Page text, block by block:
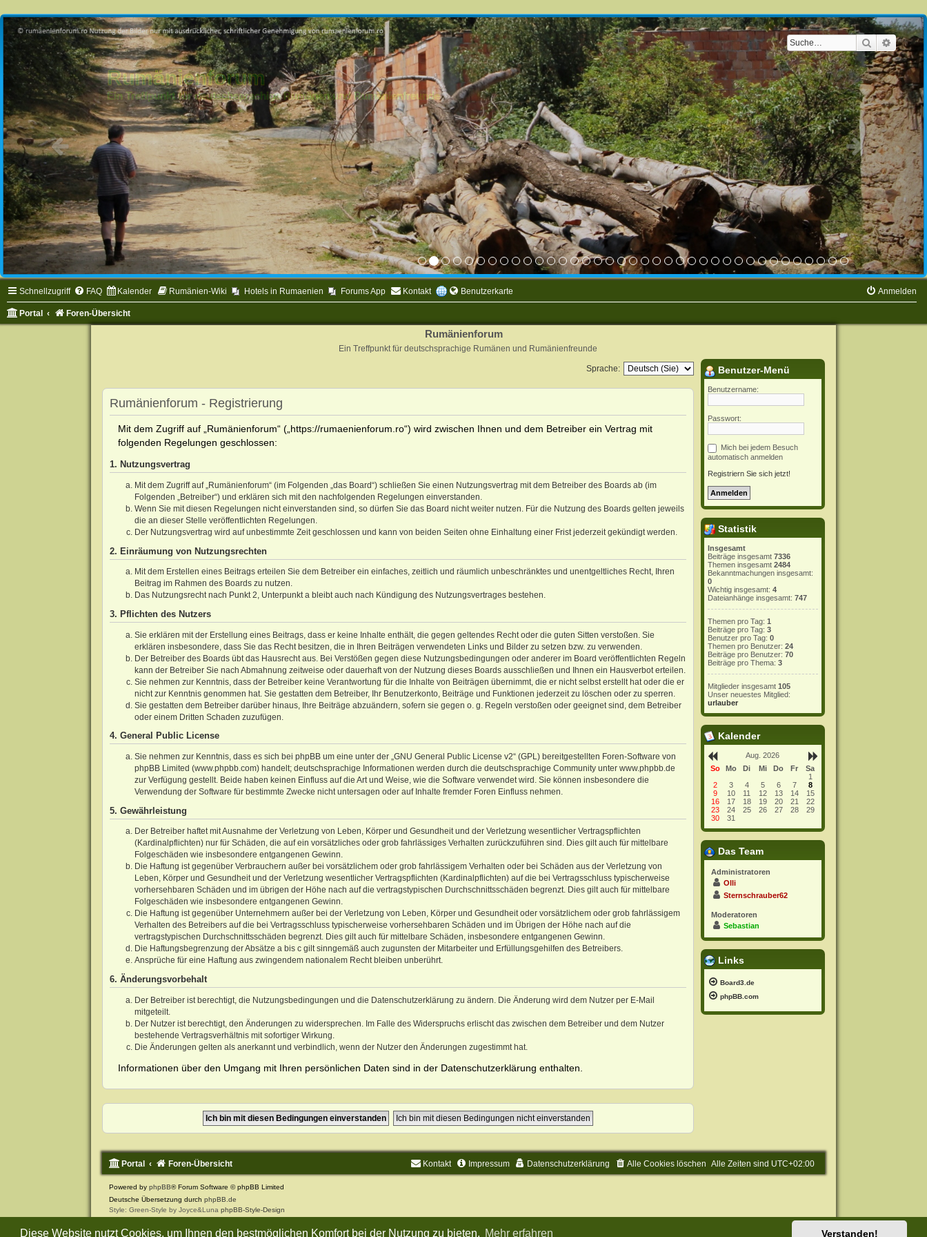
Diese Website nutzt Cookies, um Ihnen den bestmöglichen Komfort bei der Nutzung zu bieten. Mehr erfahren Verstanden!
Suche
Rumänienforum
Ein Treffpunkt für deutschsprachige Rumänen und Rumänienfreunde
Schnellzugriff FAQ Kalender Rumänien-Wiki Hotels in Rumaenien Forums App Kontakt Benutzerkarte Anmelden
Portal Foren-Übersicht
Rumänienforum
Ein Treffpunkt für deutschsprachige Rumänen und Rumänienfreunde
Sprache:
Rumänienforum - Registrierung
Mit dem Zugriff auf „Rumänienforum“ („https://rumaenienforum.ro“) wird zwischen Ihnen und dem Betreiber ein Vertrag mit
folgenden Regelungen geschlossen:
1. Nutzungsvertrag
Mit dem Zugriff auf „Rumänienforum“ (im Folgenden „das Board“) schließen Sie einen Nutzungsvertrag mit dem Betreiber des Boards ab (im
Folgenden „Betreiber“) und erklären sich mit den nachfolgenden Regelungen einverstanden.
Wenn Sie mit diesen Regelungen nicht einverstanden sind, so dürfen Sie das Board nicht weiter nutzen. Für die Nutzung des Boards gelten jeweils
die an dieser Stelle veröffentlichten Regelungen.
Der Nutzungsvertrag wird auf unbestimmte Zeit geschlossen und kann von beiden Seiten ohne Einhaltung einer Frist jederzeit gekündigt werden.
2. Einräumung von Nutzungsrechten
Mit dem Erstellen eines Beitrags erteilen Sie dem Betreiber ein einfaches, zeitlich und räumlich unbeschränktes und unentgeltliches Recht, Ihren
Beitrag im Rahmen des Boards zu nutzen.
Das Nutzungsrecht nach Punkt 2, Unterpunkt a bleibt auch nach Kündigung des Nutzungsvertrages bestehen.
3. Pflichten des Nutzers
Sie erklären mit der Erstellung eines Beitrags, dass er keine Inhalte enthält, die gegen geltendes Recht oder die guten Sitten verstoßen. Sie
erklären insbesondere, dass Sie das Recht besitzen, die in Ihren Beiträgen verwendeten Links und Bilder zu setzen bzw. zu verwenden.
Der Betreiber des Boards übt das Hausrecht aus. Bei Verstößen gegen diese Nutzungsbedingungen oder anderer im Board veröffentlichten Regeln
kann der Betreiber Sie nach Abmahnung zeitweise oder dauerhaft von der Nutzung dieses Boards ausschließen und Ihnen ein Hausverbot erteilen.
Sie nehmen zur Kenntnis, dass der Betreiber keine Verantwortung für die Inhalte von Beiträgen übernimmt, die er nicht selbst erstellt hat oder die er
nicht zur Kenntnis genommen hat. Sie gestatten dem Betreiber, Ihr Benutzerkonto, Beiträge und Funktionen jederzeit zu löschen oder zu sperren.
Sie gestatten dem Betreiber darüber hinaus, Ihre Beiträge abzuändern, sofern sie gegen o. g. Regeln verstoßen oder geeignet sind, dem Betreiber
oder einem Dritten Schaden zuzufügen.
4. General Public License
Sie nehmen zur Kenntnis, dass es sich bei phpBB um eine unter der „GNU General Public License v2“ (GPL) bereitgestellten Foren-Software von
phpBB Limited (www.phpbb.com) handelt; deutschsprachige Informationen werden durch die deutschsprachige Community unter www.phpbb.de
zur Verfügung gestellt. Beide haben keinen Einfluss auf die Art und Weise, wie die Software verwendet wird. Sie können insbesondere die
Verwendung der Software für bestimmte Zwecke nicht untersagen oder auf Inhalte fremder Foren Einfluss nehmen.
5. Gewährleistung
Der Betreiber haftet mit Ausnahme der Verletzung von Leben, Körper und Gesundheit und der Verletzung wesentlicher Vertragspflichten
(Kardinalpflichten) nur für Schäden, die auf ein vorsätzliches oder grob fahrlässiges Verhalten zurückzuführen sind. Dies gilt auch für mittelbare
Folgeschäden wie insbesondere entgangenen Gewinn.
Die Haftung ist gegenüber Verbrauchern außer bei vorsätzlichem oder grob fahrlässigem Verhalten oder bei Schäden aus der Verletzung von
Leben, Körper und Gesundheit und der Verletzung wesentlicher Vertragspflichten (Kardinalpflichten) auf die bei Vertragsschluss typischerweise
vorhersehbaren Schäden und im übrigen der Höhe nach auf die vertragstypischen Durchschnittsschäden begrenzt. Dies gilt auch für mittelbare
Folgeschäden wie insbesondere entgangenen Gewinn.
Die Haftung ist gegenüber Unternehmern außer bei der Verletzung von Leben, Körper und Gesundheit oder vorsätzlichem oder grob fahrlässigem
Verhalten des Betreibers auf die bei Vertragsschluss typischerweise vorhersehbaren Schäden und im Übrigen der Höhe nach auf die
vertragstypischen Durchschnittsschäden begrenzt. Dies gilt auch für mittelbare Schäden, insbesondere entgangenen Gewinn.
Die Haftungsbegrenzung der Absätze a bis c gilt sinngemäß auch zugunsten der Mitarbeiter und Erfüllungsgehilfen des Betreibers.
Ansprüche für eine Haftung aus zwingendem nationalem Recht bleiben unberührt.
6. Änderungsvorbehalt
Der Betreiber ist berechtigt, die Nutzungsbedingungen und die Datenschutzerklärung zu ändern. Die Änderung wird dem Nutzer per E-Mail
mitgeteilt.
Der Nutzer ist berechtigt, den Änderungen zu widersprechen. Im Falle des Widerspruchs erlischt das zwischen dem Betreiber und dem Nutzer
bestehende Vertragsverhältnis mit sofortiger Wirkung.
Die Änderungen gelten als anerkannt und verbindlich, wenn der Nutzer den Änderungen zugestimmt hat.
Informationen über den Umgang mit Ihren persönlichen Daten sind in der Datenschutzerklärung enthalten.
Benutzer-Menü
Benutzername:
Passwort:
Mich bei jedem Besuch
automatisch anmelden
Registriern Sie sich jetzt!
Statistik
Insgesamt
Beiträge insgesamt 7336
Themen insgesamt2484
Bekanntmachungen insgesamt:
0
Wichtig insgesamt:4
Dateianhänge insgesamt: 747
Themen pro Tag:1
Beiträge pro Tag:3
Benutzer pro Tag:0
Themen pro Benutzer:24
Beiträge pro Benutzer: 70
Beiträge pro Thema:3
Mitglieder insgesamt105
Unser neuestes Mitglied:
urlauber
Kalender
Aug. 2026
So
Mo Di Mi Do Fr
Sa
1
2
3 4 5 6 7
8
9
10 11 12 13 14
15
16
17 18 19 20 21
22
23
24 25 26 27 28
29
30
31
Das Team
Administratoren
Olli
Sternschrauber62
Moderatoren
Sebastian
Links
Board3.de
phpBB.com
Portal Foren-Übersicht Alle Zeiten sind UTC+02:00
Alle Cookies löschen
Datenschutzerklärung
Impressum
Kontakt
Powered by phpBB® Forum Software © phpBB Limited
Deutsche Übersetzung durch phpBB.de
Style: Green-Style by Joyce&Luna phpBB-Style-Design